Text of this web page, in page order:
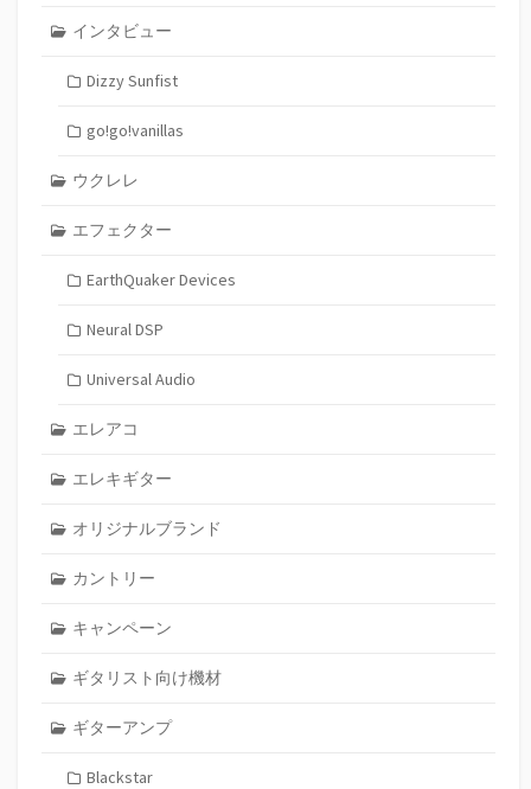
インタビュー
Dizzy Sunfist
go!go!vanillas
ウクレレ
エフェクター
EarthQuaker Devices
Neural DSP
Universal Audio
エレアコ
エレキギター
オリジナルブランド
カントリー
キャンペーン
ギタリスト向け機材
ギターアンプ
Blackstar